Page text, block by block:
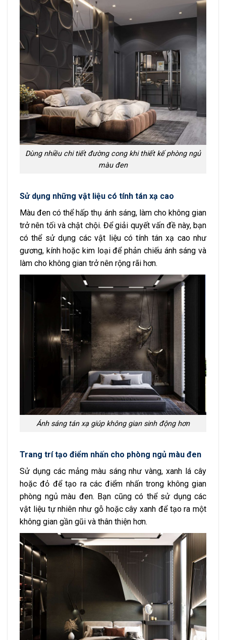
Dùng nhiều chi tiết đường cong khi thiết kế phòng ngủ
màu đen
Sử dụng những vật liệu có tính tán xạ cao
Màu đen có thể hấp thụ ánh sáng, làm cho không gian
trở nên tối và chật chội. Để giải quyết vấn đề này, bạn
có thể sử dụng các vật liệu có tính tán xạ cao như
gương, kính hoặc kim loại để phản chiếu ánh sáng và
làm cho không gian trở nên rộng rãi hơn.
Ánh sáng tán xạ giúp không gian sinh động hơn
Trang trí tạo điểm nhấn cho phòng ngủ màu đen
Sử dụng các mảng màu sáng như vàng, xanh lá cây
hoặc đỏ để tạo ra các điểm nhấn trong không gian
phòng ngủ màu đen. Bạn cũng có thể sử dụng các
vật liệu tự nhiên như gỗ hoặc cây xanh để tạo ra một
không gian gần gũi và thân thiện hơn.